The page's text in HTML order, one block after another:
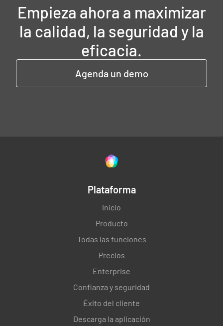
Empieza ahora a maximizar
la calidad, la seguridad y la
eficacia.
Agenda un demo
Plataforma
Inicio
Producto
Todas las funciones
Precios
Enterprise
Confianza y seguridad
Éxito del cliente
Descarga la aplicación